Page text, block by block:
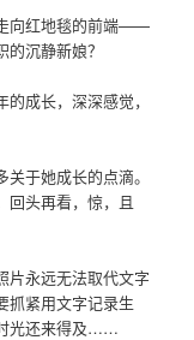
向红地毯的前端——
沉静新娘？
成长，深深感觉，
于她成长的点滴。
回头再看，惊，且
片永远无法取代文字
抓紧用文字记录生
光还来得及……